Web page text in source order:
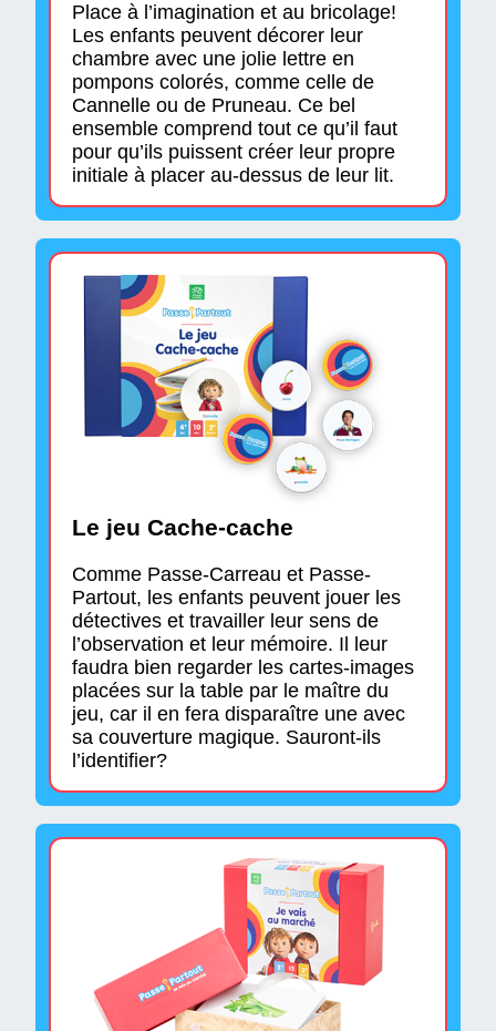
Place à l’imagination et au bricolage!
Les enfants peuvent décorer leur
chambre avec une jolie lettre en
pompons colorés, comme celle de
Cannelle ou de Pruneau. Ce bel
ensemble comprend tout ce qu’il faut
pour qu’ils puissent créer leur propre
initiale à placer au-dessus de leur lit.
Le jeu Cache-cache
Comme Passe-Carreau et Passe-
Partout, les enfants peuvent jouer les
détectives et travailler leur sens de
l’observation et leur mémoire. Il leur
faudra bien regarder les cartes-images
placées sur la table par le maître du
jeu, car il en fera disparaître une avec
sa couverture magique. Sauront-ils
l’identifier?